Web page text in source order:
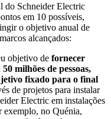
do Schneider Electric
em 10 possíveis,
o objetivo anual de
alcançados:
objetivo de fornecer
milhões de pessoas,
fixado para o final
de projetos para instalar
Electric em instalações
exemplo, no Quénia,